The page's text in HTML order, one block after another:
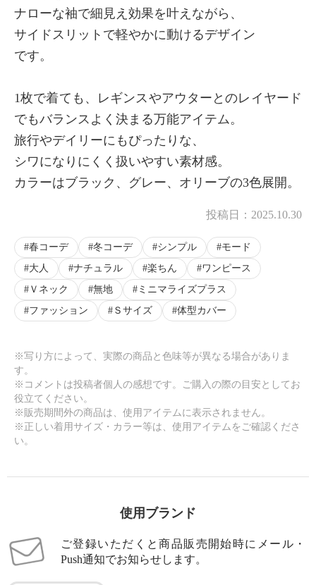
ナローな袖で細見え効果を叶えながら、
サイドスリットで軽やかに動けるデザイン
です。
1枚で着ても、レギンスやアウターとのレイヤード
でもバランスよく決まる万能アイテム。
旅行やデイリーにもぴったりな、
シワになりにくく扱いやすい素材感。
カラーはブラック、グレー、オリーブの3色展開。
投稿日： 2025.10.30
春コーデ 冬コーデ シンプル
モード
大人
ナチュラル 楽ちん
ワンピース
Ｖネック
無地
ミニマライズプラス
ファッション
Ｓサイズ 体型カバー
※写り方によって、実際の商品と色味等が異なる場合がありま
す。
※コメントは投稿者個人の感想です。ご購入の際の目安としてお
役立てください。
※販売期間外の商品は、使用アイテムに表示されません。
※正しい着用サイズ・カラー等は、使用アイテムをご確認くださ
い。
使用ブランド
ご登録いただくと商品販売開始時にメール・
Push通知でお知らせします。